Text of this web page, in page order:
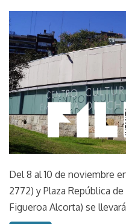
Performance
Perfos
Sonido
Sound
Taller
October
31,
2024
parselis
Del 8 al 10 de noviembre
2772) y Plaza República
Figueroa Alcorta) se